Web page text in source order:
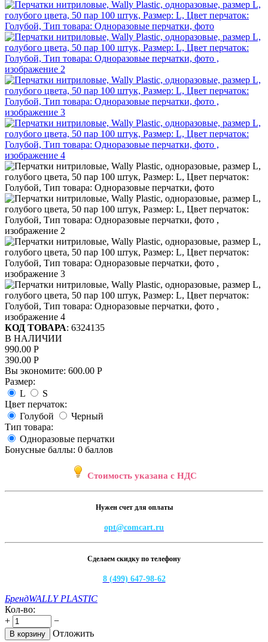
КОД ТОВАРА: 6324135
В НАЛИЧИИ
990.00 Р
390.00 Р
Вы экономите: 600.00 Р
Размер:
L
S
Цвет перчаток:
Голубой
Черный
Тип товара:
Одноразовые перчатки
Бонусные баллы: 0 баллов
Стоимость указана с НДС
Нужен счет для оплаты
opt@comcart.ru
Сделаем скидку по телефону
8 (499) 647-98-62
БрендWALLY PLASTIC
Кол-во:
+
−
В корзину
Отложить